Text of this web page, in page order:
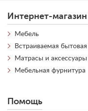
Интернет-
Мебель
Встраиваемая бытовая
Матрасы и аксессуары
Мебельная фурнитура
Помощь